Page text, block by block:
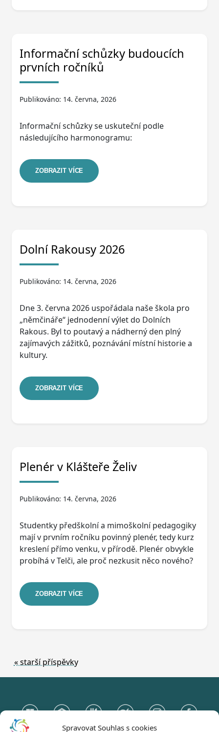
Spravovat Souhlas s cookies
Informační schůzky budoucích
prvních ročníků
Publikováno: 14. června, 2026
Informační schůzky se uskuteční podle
následujícího harmonogramu:
ZOBRAZIT VÍCE
Dolní Rakousy 2026
Publikováno: 14. června, 2026
Dne 3. června 2026 uspořádala naše škola pro
„němčináře“ jednodenní výlet do Dolních
Rakous. Byl to poutavý a nádherný den plný
zajímavých zážitků, poznávání místní historie a
kultury.
ZOBRAZIT VÍCE
Plenér v Klášteře Želiv
Publikováno: 14. června, 2026
Studentky předškolní a mimoškolní pedagogiky
mají v prvním ročníku povinný plenér, tedy kurz
kreslení přímo venku, v přírodě. Plenér obvykle
probíhá v Telči, ale proč nezkusit něco nového?
ZOBRAZIT VÍCE
« starší příspěvky